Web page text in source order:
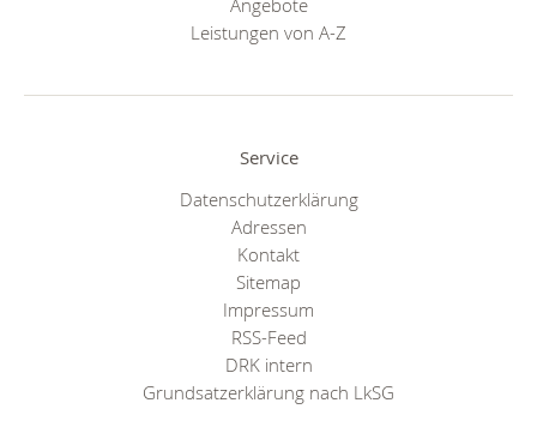
Leistungen von A-Z
Service
Datenschutzerklärung
Adressen
Kontakt
Sitemap
Impressum
RSS-Feed
DRK intern
Grundsatzerklärung nach LkSG